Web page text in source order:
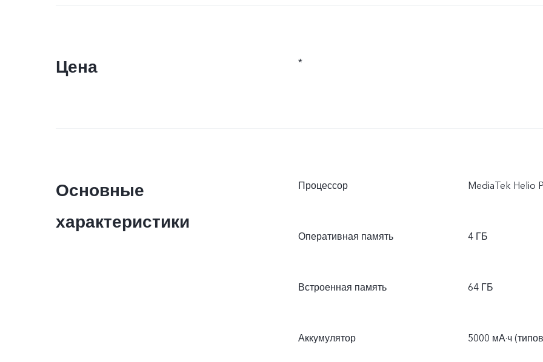
Цена *
Основные
характеристики
Процессор MediaTek Helio
Оперативная память 4 ГБ
Встроенная память 64 ГБ
Аккумулятор 5000 мА·ч